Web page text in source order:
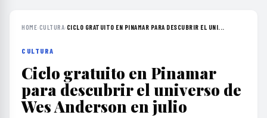
HOME›CULTURA› CICLO GRATUITO EN PINAMAR PARA DESCUBRIR EL UNI...
CULTURA
Ciclo gratuito en Pinamar
para descubrir el universo de
Wes Anderson en julio